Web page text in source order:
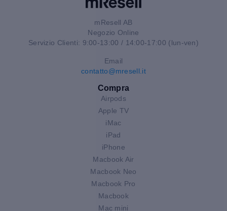
mResell AB
Negozio Online
Servizio Clienti: 9:00-13:00 / 14:00-17:00 (lun-ven)
Email
contatto@mresell.it
Compra
Airpods
Apple TV
iMac
iPad
iPhone
Macbook Air
Macbook Neo
Macbook Pro
Macbook
Mac mini